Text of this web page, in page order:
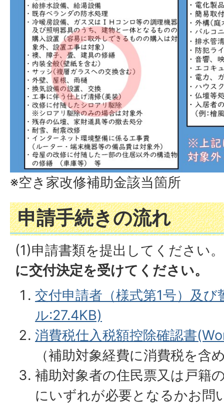
※空き家改修補助金該当箇所
申請手続きの流れ
(1)申請書類を提出してください。
に交付決定を受けてください。
交付申請者（様式第1号）及
ル:27.4KB)
消費税仕入税額控除確認書
（補助対象経費に消費税を含
補助対象者の住民票又は戸籍
にいずれが必要となるかお問